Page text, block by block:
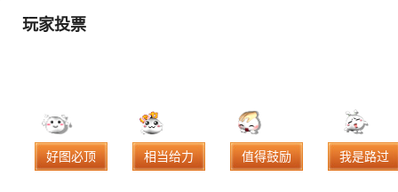
玩家投票
好图必顶 相当给力 值得鼓励 我是路过